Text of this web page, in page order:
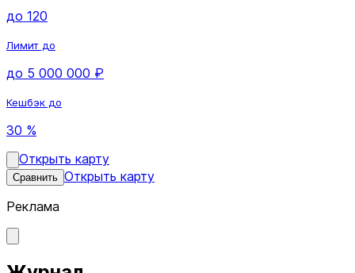
до 120
Лимит до
до 5 000 000 ₽
Кешбэк до
30 %
Открыть карту
Сравнить Открыть карту
Реклама